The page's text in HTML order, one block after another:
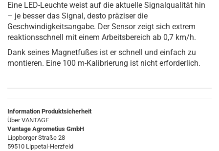
Eine LED-Leuchte weist auf die aktuelle Signalqualität hin
– je besser das Signal, desto präziser die
Geschwindigkeitsangabe. Der Sensor zeigt sich extrem
reaktionsschnell mit einem Arbeitsbereich ab 0,7 km/h.
Dank seines Magnetfußes ist er schnell und einfach zu
montieren. Eine 100 m-Kalibrierung ist nicht erforderlich.
Information Produktsicherheit
Über VANTAGE
Vantage Agrometius GmbH
Lippborger Straße 28
59510 Lippetal-Herzfeld